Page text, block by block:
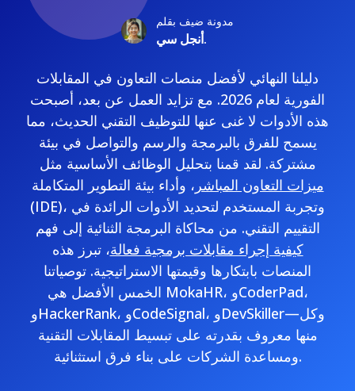
مدونة ضيف بقلم
أنجل سي.
دليلنا النهائي لأفضل منصات التعاون في المقابلات
الفورية لعام 2026. مع تزايد العمل عن بعد، أصبحت
هذه الأدوات لا غنى عنها للتوظيف التقني الحديث، مما
يسمح للفرق بالبرمجة والرسم والتواصل في بيئة
مشتركة. لقد قمنا بتحليل الوظائف الأساسية مثل
ميزات التعاون المباشر ، وأداء بيئة التطوير المتكاملة
(IDE)، وتجربة المستخدم لتحديد الأدوات الرائدة في
التقييم التقني. من محاكاة البرمجة الثنائية إلى فهم
كيفية إجراء مقابلات برمجية فعالة، تبرز هذه
المنصات بابتكارها وقيمتها الاستراتيجية. توصياتنا
الخمس الأفضل هي MokaHR، وCoderPad،
وHackerRank، وCodeSignal، وDevSkiller—وكل
منها معروف بقدرته على تبسيط المقابلات التقنية
ومساعدة الشركات على بناء فرق استثنائية.